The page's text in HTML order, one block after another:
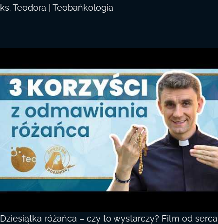
ks. Teodora | Teobańkologia
Dziesiątka różańca – czy to wystarczy? Film od serca